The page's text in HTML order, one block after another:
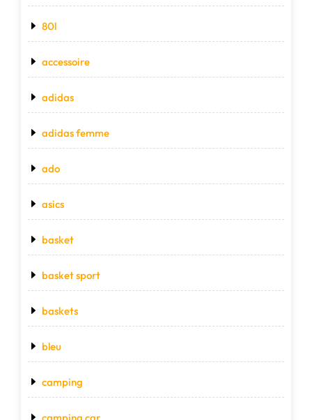
80l
accessoire
adidas
adidas femme
ado
asics
basket
basket sport
baskets
bleu
camping